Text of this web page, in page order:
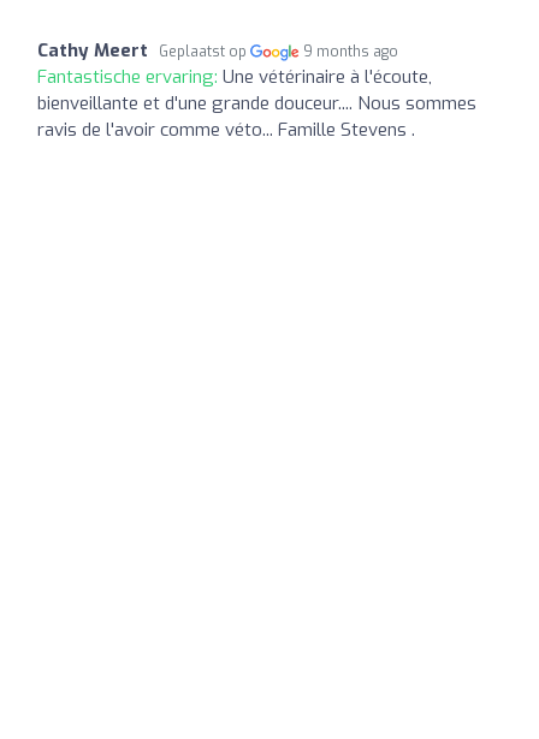
Cathy Meert Geplaatst op 9 months ago
Fantastische ervaring: Une vétérinaire à l'écoute,
bienveillante et d'une grande douceur.... Nous sommes
ravis de l'avoir comme véto... Famille Stevens .